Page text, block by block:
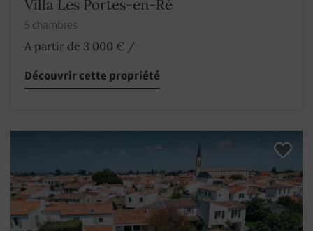
Villa Les Portes-en-Ré
5 chambres
A partir de 3 000 € /
Découvrir cette propriété